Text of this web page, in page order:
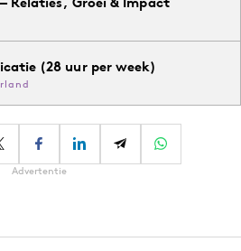
(28 uur per week)
Advertentie